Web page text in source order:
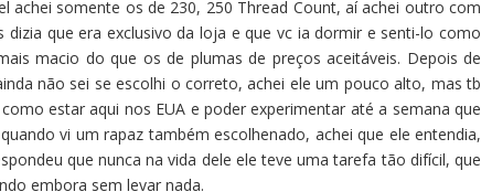
achei somente os de 230, 250 Thread Count, aí achei outro com
dizia que era exclusivo da loja e que vc ia dormir e senti-lo como
macio do que os de plumas de preços aceitáveis. Depois de
não sei se escolhi o correto, achei ele um pouco alto, mas tb
estar aqui nos EUA e poder experimentar até a semana que
vi um rapaz também escolhenado, achei que ele entendia,
que nunca na vida dele ele teve uma tarefa tão difícil, que
embora sem levar nada.